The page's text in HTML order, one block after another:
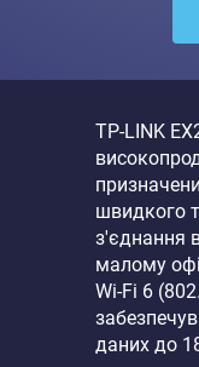
TP-LINK
швидкого
з'єднання
малому
Wi-Fi 6
даних до